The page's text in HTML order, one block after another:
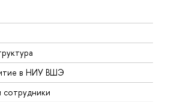
в НИУ ВШЭ